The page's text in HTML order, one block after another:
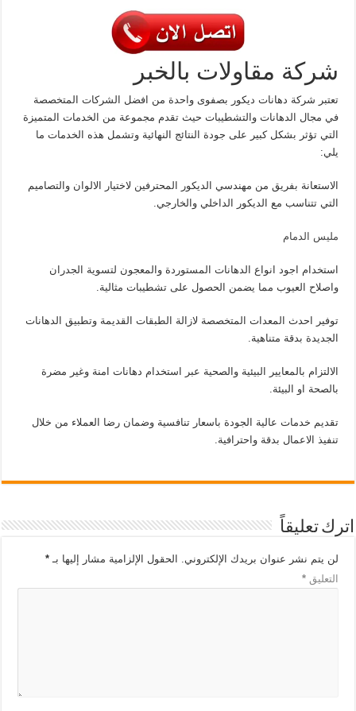
شركة مقاولات بالخبر
تعتبر شركة دهانات ديكور بصفوى واحدة من افضل الشركات المتخصصة
في مجال الدهانات والتشطيبات حيث تقدم مجموعة من الخدمات المتميزة
التي تؤثر بشكل كبير على جودة النتائج النهائية وتشمل هذه الخدمات ما
يلي:
الاستعانة بفريق من مهندسي الديكور المحترفين لاختيار الالوان والتصاميم
التي تتناسب مع الديكور الداخلي والخارجي.
مليس الدمام
استخدام اجود انواع الدهانات المستوردة والمعجون لتسوية الجدران
واصلاح العيوب مما يضمن الحصول على تشطيبات مثالية.
توفير احدث المعدات المتخصصة لازالة الطبقات القديمة وتطبيق الدهانات
الجديدة بدقة متناهية.
الالتزام بالمعايير البيئية والصحية عبر استخدام دهانات امنة وغير مضرة
بالصحة او البيئة.
تقديم خدمات عالية الجودة باسعار تنافسية وضمان رضا العملاء من خلال
تنفيذ الاعمال بدقة واحترافية.
اترك تعليقاً
لن يتم نشر عنوان بريدك الإلكتروني. الحقول الإلزامية مشار إليها بـ*
التعليق*